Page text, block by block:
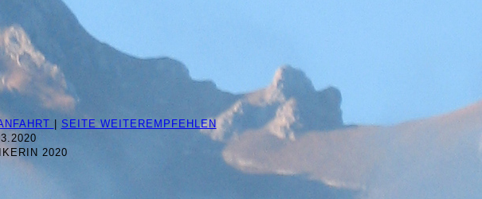
SEITE WEITEREMPFEHLEN
2020